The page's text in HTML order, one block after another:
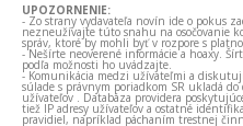
UPOZORNENIE:
- Zo strany vydavateľa novín ide o pokus
nezneužívajte túto snahu na osočovanie
správ, ktoré by mohli byť v rozpore s
- Nešírte neoverené informácie a hoaxy.
podľa možnosti ho uvádzajte.
- Komunikácia medzi užívateľmi a
súlade s právnym poriadkom SR ukladá
užívateľov . Databáza providera
tiež IP adresy užívateľov a ostatné
pravidiel, napríklad páchaním trestnej